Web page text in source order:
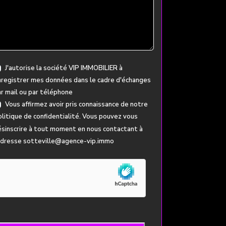
J'autorise la société VIP IMMOBILIER à
mes données dans le cadre d'échanges
mail ou par téléphone
Vous affirmez avoir pris connaissance de notre
de confidentialité. Vous pouvez vous
à tout moment en nous contactant à
sotteville@agence-vip.immo